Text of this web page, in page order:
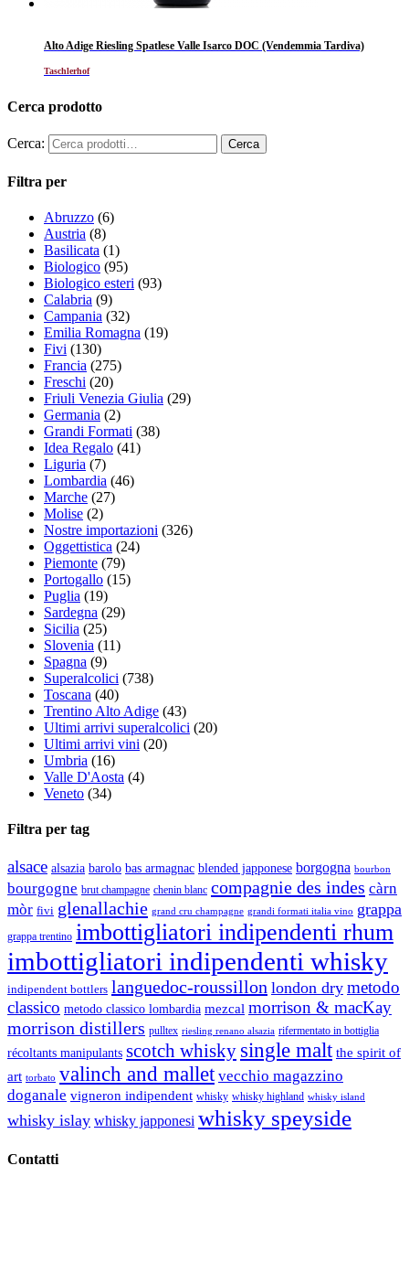
Alto Adige Riesling Spatlese Valle Isarco DOC (Vendemmia Tardiva)
Taschlerhof
Cerca prodotto
Cerca:
Filtra per
Abruzzo (6)
Austria (8)
Basilicata (1)
Biologico (95)
Biologico esteri (93)
Calabria (9)
Campania (32)
Emilia Romagna (19)
Fivi (130)
Francia (275)
Freschi (20)
Friuli Venezia Giulia (29)
Germania (2)
Grandi Formati (38)
Idea Regalo (41)
Liguria (7)
Lombardia (46)
Marche (27)
Molise (2)
Nostre importazioni (326)
Oggettistica (24)
Piemonte (79)
Portogallo (15)
Puglia (19)
Sardegna (29)
Sicilia (25)
Slovenia (11)
Spagna (9)
Superalcolici (738)
Toscana (40)
Trentino Alto Adige (43)
Ultimi arrivi superalcolici (20)
Ultimi arrivi vini (20)
Umbria (16)
Valle D'Aosta (4)
Veneto (34)
Filtra per tag
alsace alsazia barolo bas armagnac blended japponese borgogna bourbon
bourgogne brut champagne chenin blanc compagnie des indes càrn
mòr fivi glenallachie grand cru champagne grandi formati italia vino grappa
grappa trentino imbottigliatori indipendenti rhum
imbottigliatori indipendenti whisky
indipendent bottlers languedoc-roussillon london dry metodo
classico metodo classico lombardia mezcal morrison & macKay
morrison distillers pulltex riesling renano alsazia rifermentato in bottiglia
récoltants manipulants scotch whisky single malt the spirit of
art torbato valinch and mallet vecchio magazzino
doganale vigneron indipendent whisky whisky highland whisky island
whisky islay whisky japponesi whisky speyside
Contatti